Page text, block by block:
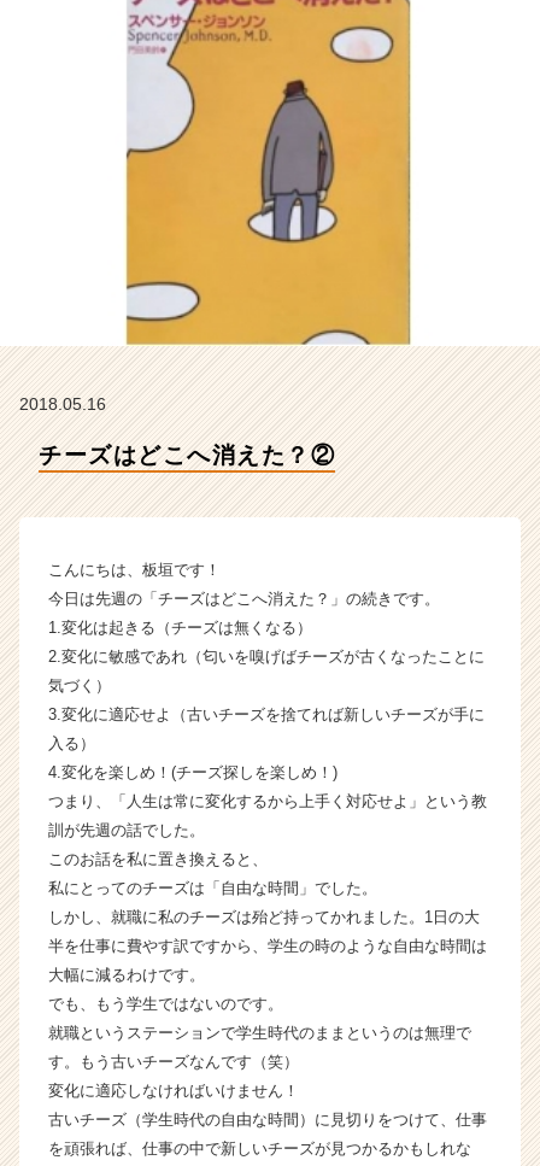
テ
ィ
ン】
ベ
ー・
成
企
か
ら
ス
カ
ウ
が
く
就
サ
ト
チ
ア
ャ
リ
（C
h
e
e
2018.05.16
チーズはどこへ消えた？②
こんにちは、板垣です！
今日は先週の「チーズはどこへ消えた？」の続きです。
1.変化は起きる（チーズは無くなる）
2.変化に敏感であれ（匂いを嗅げばチーズが古くなったことに
気づく）
3.変化に適応せよ（古いチーズを捨てれば新しいチーズが手に
入る）
4.変化を楽しめ！(チーズ探しを楽しめ！)
つまり、「人生は常に変化するから上手く対応せよ」という教
訓が先週の話でした。
このお話を私に置き換えると、
私にとってのチーズは「自由な時間」でした。
しかし、就職に私のチーズは殆ど持ってかれました。1日の大
半を仕事に費やす訳ですから、学生の時のような自由な時間は
大幅に減るわけです。
でも、もう学生ではないのです。
就職というステーションで学生時代のままというのは無理で
す。もう古いチーズなんです（笑）
変化に適応しなければいけません！
古いチーズ（学生時代の自由な時間）に見切りをつけて、仕事
を頑張れば、仕事の中で新しいチーズが見つかるかもしれな